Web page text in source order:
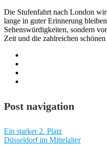
Die Stufenfahrt nach London
lange in guter Erinnerung
Sehenswürdigkeiten, sondern
Zeit und die zahlreichen
Post navigation
Ein starker 2. Platz
Düsseldorf im Mittelalter